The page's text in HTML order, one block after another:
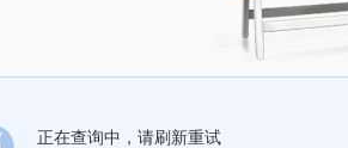
正在查询中，请刷新重试